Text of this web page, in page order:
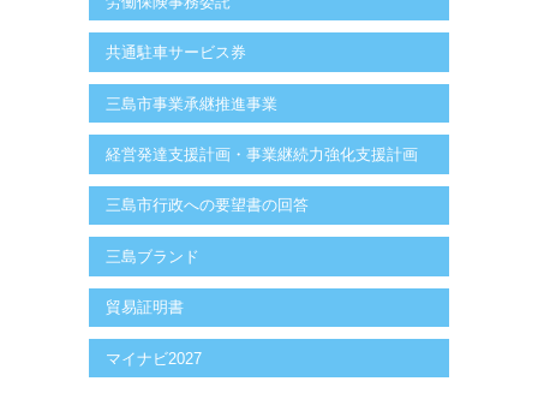
共通駐車サービス券
三島市事業承継推進事業
経営発達支援計画・事業継続力強化支援計画
三島市行政への要望書の回答
三島ブランド
貿易証明書
マイナビ2027